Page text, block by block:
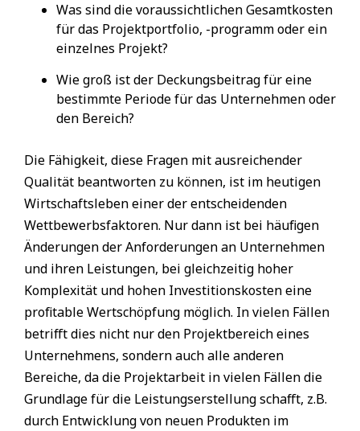
Was sind die voraussichtlichen Gesamtkosten
für das Projektportfolio, -programm oder ein
einzelnes Projekt?
Wie groß ist der Deckungsbeitrag für eine
bestimmte Periode für das Unternehmen oder
den Bereich?
Die Fähigkeit, diese Fragen mit ausreichender
Qualität beantworten zu können, ist im heutigen
Wirtschaftsleben einer der entscheidenden
Wettbewerbsfaktoren. Nur dann ist bei häufigen
Änderungen der Anforderungen an Unternehmen
und ihren Leistungen, bei gleichzeitig hoher
Komplexität und hohen Investitionskosten eine
profitable Wertschöpfung möglich. In vielen Fällen
betrifft dies nicht nur den Projektbereich eines
Unternehmens, sondern auch alle anderen
Bereiche, da die Projektarbeit in vielen Fällen die
Grundlage für die Leistungserstellung schafft, z.B.
durch Entwicklung von neuen Produkten im